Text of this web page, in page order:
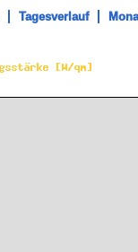
Tagesverlauf